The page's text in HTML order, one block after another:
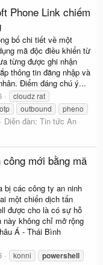
Phone Link chiếm
bố chi tiết về một
mã độc điều khiển từ
từng được ghi nhận
thông tin đăng nhập và
Điểm đáng chú ý...
cloudz rat
otp outbound
pheno
Diễn đàn: Tin tức An
mới bằng mã
bị các công ty an ninh
một chiến dịch tấn
được cho là có sự hỗ
không chỉ mở rộng
Á - Thái Bình
konni powershell